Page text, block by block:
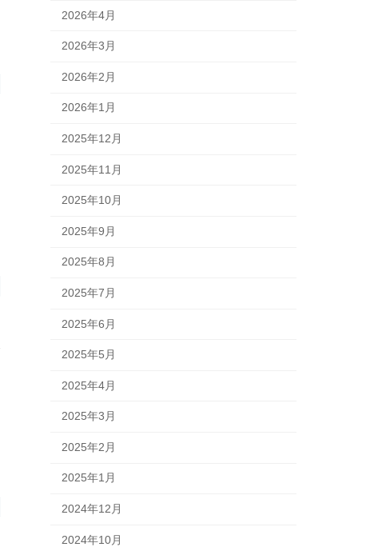
2026年4月
2026年3月
2026年2月
2026年1月
2025年12月
2025年11月
2025年10月
2025年9月
2025年8月
2025年7月
2025年6月
2025年5月
2025年4月
2025年3月
2025年2月
2025年1月
2024年12月
2024年10月